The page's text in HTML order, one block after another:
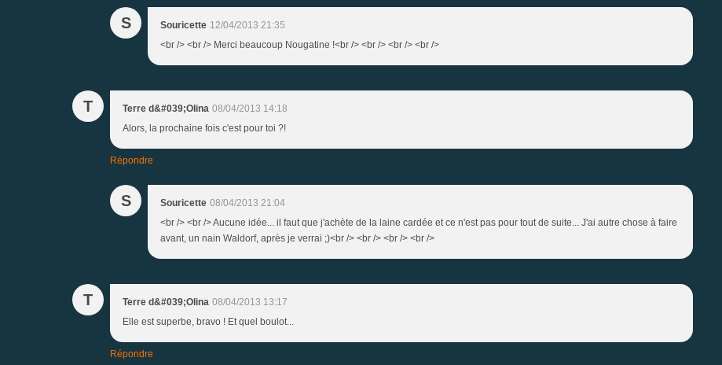
S Souricette 12/04/2013 21:35
<br /> <br /> Merci beaucoup Nougatine !<br /> <br /> <br /> <br />
T Terre d&#039;Olina 08/04/2013 14:18
Alors, la prochaine fois c'est pour toi ?!
Répondre
S Souricette 08/04/2013 21:04
<br /> <br /> Aucune idée... il faut que j'achète de la laine cardée et ce n'est pas pour tout de suite... J'ai autre chose à faire
avant, un nain Waldorf, après je verrai ;)<br /> <br /> <br /> <br />
T Terre d&#039;Olina 08/04/2013 13:17
Elle est superbe, bravo ! Et quel boulot...
Répondre